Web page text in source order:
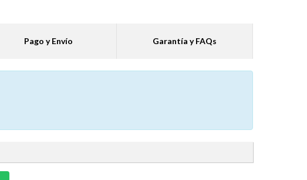
Pago y Envío Garantía y FAQs